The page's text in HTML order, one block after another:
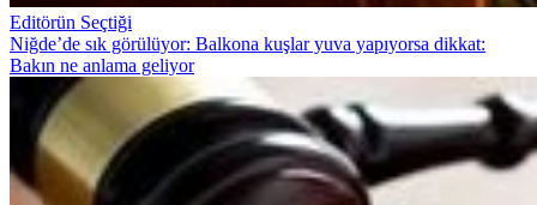
Editörün Seçtiği
Niğde’de sık görülüyor: Balkona kuşlar yuva yapıyorsa dikkat:
Bakın ne anlama geliyor